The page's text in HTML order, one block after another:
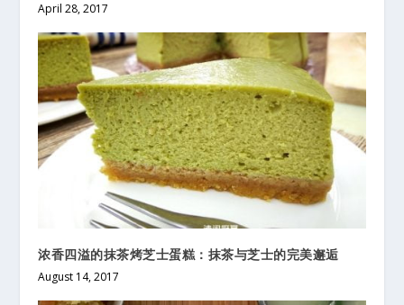
April 28, 2017
浓香四溢的抹茶烤芝士蛋糕：抹茶与芝士的完美邂逅
August 14, 2017